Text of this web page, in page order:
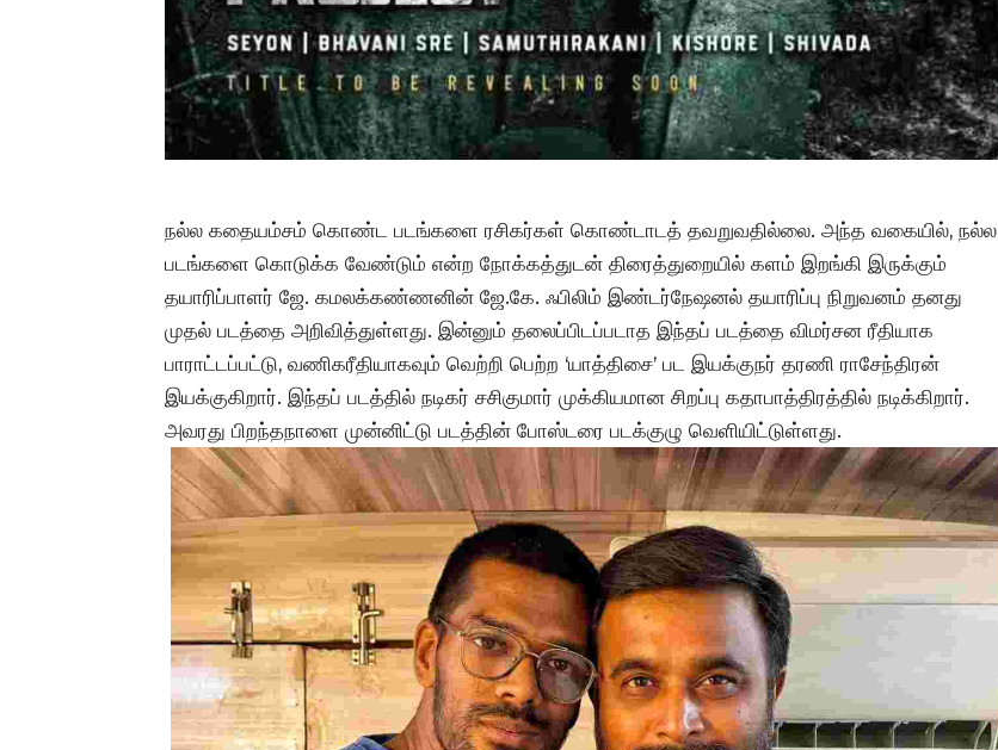
நல்ல கதையம்சம் கொண்ட படங்களை ரசிகர்கள் கொண்டாடத் தவறுவதில்லை. அந்த வகையில், நல்ல
படங்களை கொடுக்க வேண்டும் என்ற நோக்கத்துடன் திரைத்துறையில் களம் இறங்கி இருக்கும்
தயாரிப்பாளர் ஜே. கமலக்கண்ணனின் ஜே.கே. ஃபிலிம் இண்டர்நேஷனல் தயாரிப்பு நிறுவனம் தனது
முதல் படத்தை அறிவித்துள்ளது. இன்னும் தலைப்பிடப்படாத இந்தப் படத்தை விமர்சன ரீதியாக
பாராட்டப்பட்டு, வணிகரீதியாகவும் வெற்றி பெற்ற ‘யாத்திசை’ பட இயக்குநர் தரணி ராசேந்திரன்
இயக்குகிறார். இந்தப் படத்தில் நடிகர் சசிகுமார் முக்கியமான சிறப்பு கதாபாத்திரத்தில் நடிக்கிறார்.
அவரது பிறந்தநாளை முன்னிட்டு படத்தின் போஸ்டரை படக்குழு வெளியிட்டுள்ளது.